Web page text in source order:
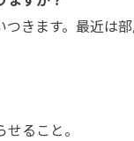
きます。最近は
ること。